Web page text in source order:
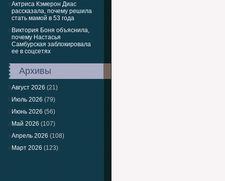
Актриса Кэмерон Диас
рассказала, почему решила
стать мамой в 53 года
Виктория Боня объяснила,
почему Настасья
Самбурская заблокировала
ее в соцсетях
Архивы
Август 2026 (21)
Июль 2026 (79)
Июнь 2026 (56)
Май 2026 (107)
Апрель 2026 (108)
Март 2026 (123)